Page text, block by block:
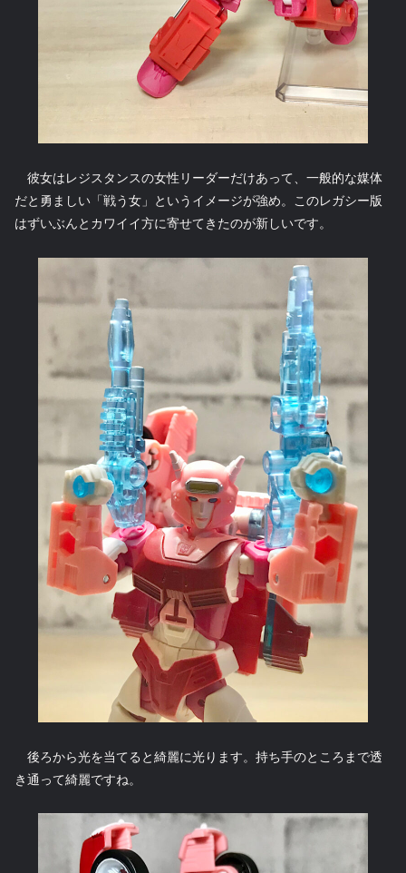
彼女はレジスタンスの女性リーダーだけあって、一般的な媒体
だと勇ましい「戦う女」というイメージが強め。このレガシー版
はずいぶんとカワイイ方に寄せてきたのが新しいです。
後ろから光を当てると綺麗に光ります。持ち手のところまで透
き通って綺麗ですね。